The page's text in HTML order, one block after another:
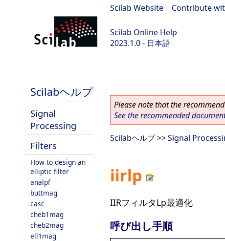
Scilab Website Contribute
Scilab Online Help
2023.1.0 - 日本語
Scilabヘルプ
Signal
Processing
Filters
How to design an
elliptic filter
analpf
buttmag
casc
cheb1mag
cheb2mag
ell1mag
Please note that the
See the recommended
Scilabヘルプ>>Signal
iirlp
IIRフィルタLp最適化
呼び出し手順